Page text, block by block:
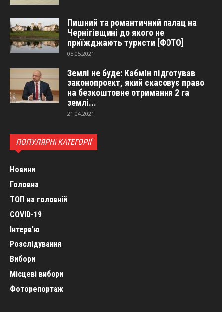
Пишний та романтичний палац на
Чернігівщині до якого не
приїжджають туристи [ФОТО]
05.05.2021
Землі не буде: Кабмін підготував
законопроект, який скасовує право
на безкоштовне отримання 2 га
землі...
21.04.2021
ПОПУЛЯРНІ КАТЕГОРІЇ
Новини
Головна
ТОП на головній
COVID-19
Інтерв'ю
Розслідування
Вибори
Місцеві вибори
Фоторепортаж